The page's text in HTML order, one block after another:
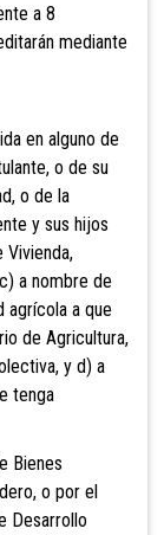
a 8
mediante
en alguno de
o de su
o de la
y sus hijos
Vivienda,
a nombre de
agrícola a que
de Agricultura,
y d) a
tenga
Bienes
o por el
Desarrollo